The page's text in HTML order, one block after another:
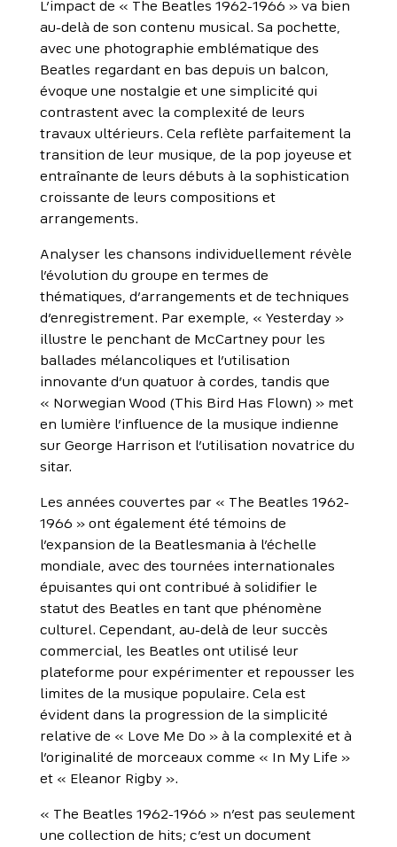
L’impact de « The Beatles 1962-1966 » va bien
au-delà de son contenu musical. Sa pochette,
avec une photographie emblématique des
Beatles regardant en bas depuis un balcon,
évoque une nostalgie et une simplicité qui
contrastent avec la complexité de leurs
travaux ultérieurs. Cela reflète parfaitement la
transition de leur musique, de la pop joyeuse et
entraînante de leurs débuts à la sophistication
croissante de leurs compositions et
arrangements.
Analyser les chansons individuellement révèle
l’évolution du groupe en termes de
thématiques, d’arrangements et de techniques
d’enregistrement. Par exemple, « Yesterday »
illustre le penchant de McCartney pour les
ballades mélancoliques et l’utilisation
innovante d’un quatuor à cordes, tandis que
« Norwegian Wood (This Bird Has Flown) » met
en lumière l’influence de la musique indienne
sur George Harrison et l’utilisation novatrice du
sitar.
Les années couvertes par « The Beatles 1962-
1966 » ont également été témoins de
l’expansion de la Beatlesmania à l’échelle
mondiale, avec des tournées internationales
épuisantes qui ont contribué à solidifier le
statut des Beatles en tant que phénomène
culturel. Cependant, au-delà de leur succès
commercial, les Beatles ont utilisé leur
plateforme pour expérimenter et repousser les
limites de la musique populaire. Cela est
évident dans la progression de la simplicité
relative de « Love Me Do » à la complexité et à
l’originalité de morceaux comme « In My Life »
et « Eleanor Rigby ».
« The Beatles 1962-1966 » n’est pas seulement
une collection de hits; c’est un document